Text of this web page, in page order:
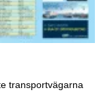
transportvägarna